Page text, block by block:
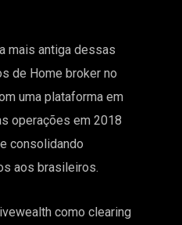
mais antiga dessas
de Home broker no
uma plataforma em
operações em 2018
consolidando
aos brasileiros.
como clearing